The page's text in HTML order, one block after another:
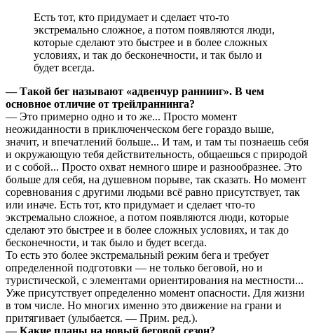
Есть тот, кто придумает и сделает что-то
экстремально сложное, а потом появляются люди,
которые сделают это быстрее и в более сложных
условиях, и так до бесконечности, и так было и
будет всегда.
— Такой бег называют «адвенчур раннинг». В чем
основное отличие от трейлраннинга?
— Это примерно одно и то же... Просто момент
неожиданности в приключенческом беге гораздо выше,
значит, и впечатлений больше... И там, и там ты познаешь себя
и окружающую тебя действительность, общаешься с природой
и с собой... Просто охват немного шире и разнообразнее. Это
больше для себя, на душевном порыве, так сказать. Но момент
соревнования с другими людьми всё равно присутствует, так
или иначе. Есть тот, кто придумает и сделает что-то
экстремально сложное, а потом появляются люди, которые
сделают это быстрее и в более сложных условиях, и так до
бесконечности, и так было и будет всегда.
То есть это более экстремальный режим бега и требует
определенной подготовки — не только беговой, но и
туристической, с элементами ориентирования на местности...
Уже присутствует определенно момент опасности. Для жизни
в том числе. Но многих именно это движение на грани и
притягивает (улыбается. — Прим. ред.).
— Какие планы на новый беговой сезон?